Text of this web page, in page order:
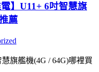
】U11+ 6吋智慧旗
薦
旗艦機(4G / 64G)哪裡買